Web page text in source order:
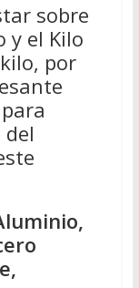
sobre
y el Kilo
por